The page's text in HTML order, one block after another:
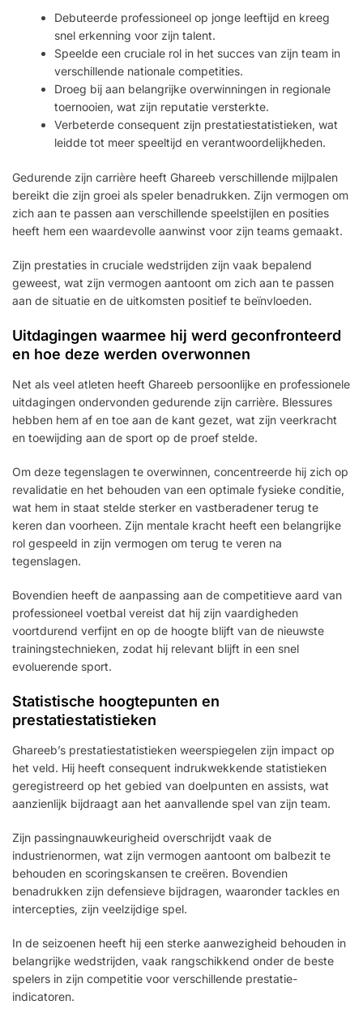
Debuteerde professioneel op jonge leeftijd en kreeg
snel erkenning voor zijn talent.
Speelde een cruciale rol in het succes van zijn team in
verschillende nationale competities.
Droeg bij aan belangrijke overwinningen in regionale
toernooien, wat zijn reputatie versterkte.
Verbeterde consequent zijn prestatiestatistieken, wat
leidde tot meer speeltijd en verantwoordelijkheden.
Gedurende zijn carrière heeft Ghareeb verschillende mijlpalen
bereikt die zijn groei als speler benadrukken. Zijn vermogen om
zich aan te passen aan verschillende speelstijlen en posities
heeft hem een waardevolle aanwinst voor zijn teams gemaakt.
Zijn prestaties in cruciale wedstrijden zijn vaak bepalend
geweest, wat zijn vermogen aantoont om zich aan te passen
aan de situatie en de uitkomsten positief te beïnvloeden.
Uitdagingen waarmee hij werd geconfronteerd
en hoe deze werden overwonnen
Net als veel atleten heeft Ghareeb persoonlijke en professionele
uitdagingen ondervonden gedurende zijn carrière. Blessures
hebben hem af en toe aan de kant gezet, wat zijn veerkracht
en toewijding aan de sport op de proef stelde.
Om deze tegenslagen te overwinnen, concentreerde hij zich op
revalidatie en het behouden van een optimale fysieke conditie,
wat hem in staat stelde sterker en vastberadener terug te
keren dan voorheen. Zijn mentale kracht heeft een belangrijke
rol gespeeld in zijn vermogen om terug te veren na
tegenslagen.
Bovendien heeft de aanpassing aan de competitieve aard van
professioneel voetbal vereist dat hij zijn vaardigheden
voortdurend verfijnt en op de hoogte blijft van de nieuwste
trainingstechnieken, zodat hij relevant blijft in een snel
evoluerende sport.
Statistische hoogtepunten en
prestatiestatistieken
Ghareeb’s prestatiestatistieken weerspiegelen zijn impact op
het veld. Hij heeft consequent indrukwekkende statistieken
geregistreerd op het gebied van doelpunten en assists, wat
aanzienlijk bijdraagt aan het aanvallende spel van zijn team.
Zijn passingnauwkeurigheid overschrijdt vaak de
industrienormen, wat zijn vermogen aantoont om balbezit te
behouden en scoringskansen te creëren. Bovendien
benadrukken zijn defensieve bijdragen, waaronder tackles en
intercepties, zijn veelzijdige spel.
In de seizoenen heeft hij een sterke aanwezigheid behouden in
belangrijke wedstrijden, vaak rangschikkend onder de beste
spelers in zijn competitie voor verschillende prestatie-
indicatoren.